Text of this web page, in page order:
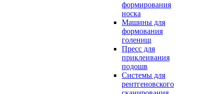
формирования
носка
Машины для
формования
голенищ
Пресс для
приклеивания
подошв
Системы для
рентгеновского